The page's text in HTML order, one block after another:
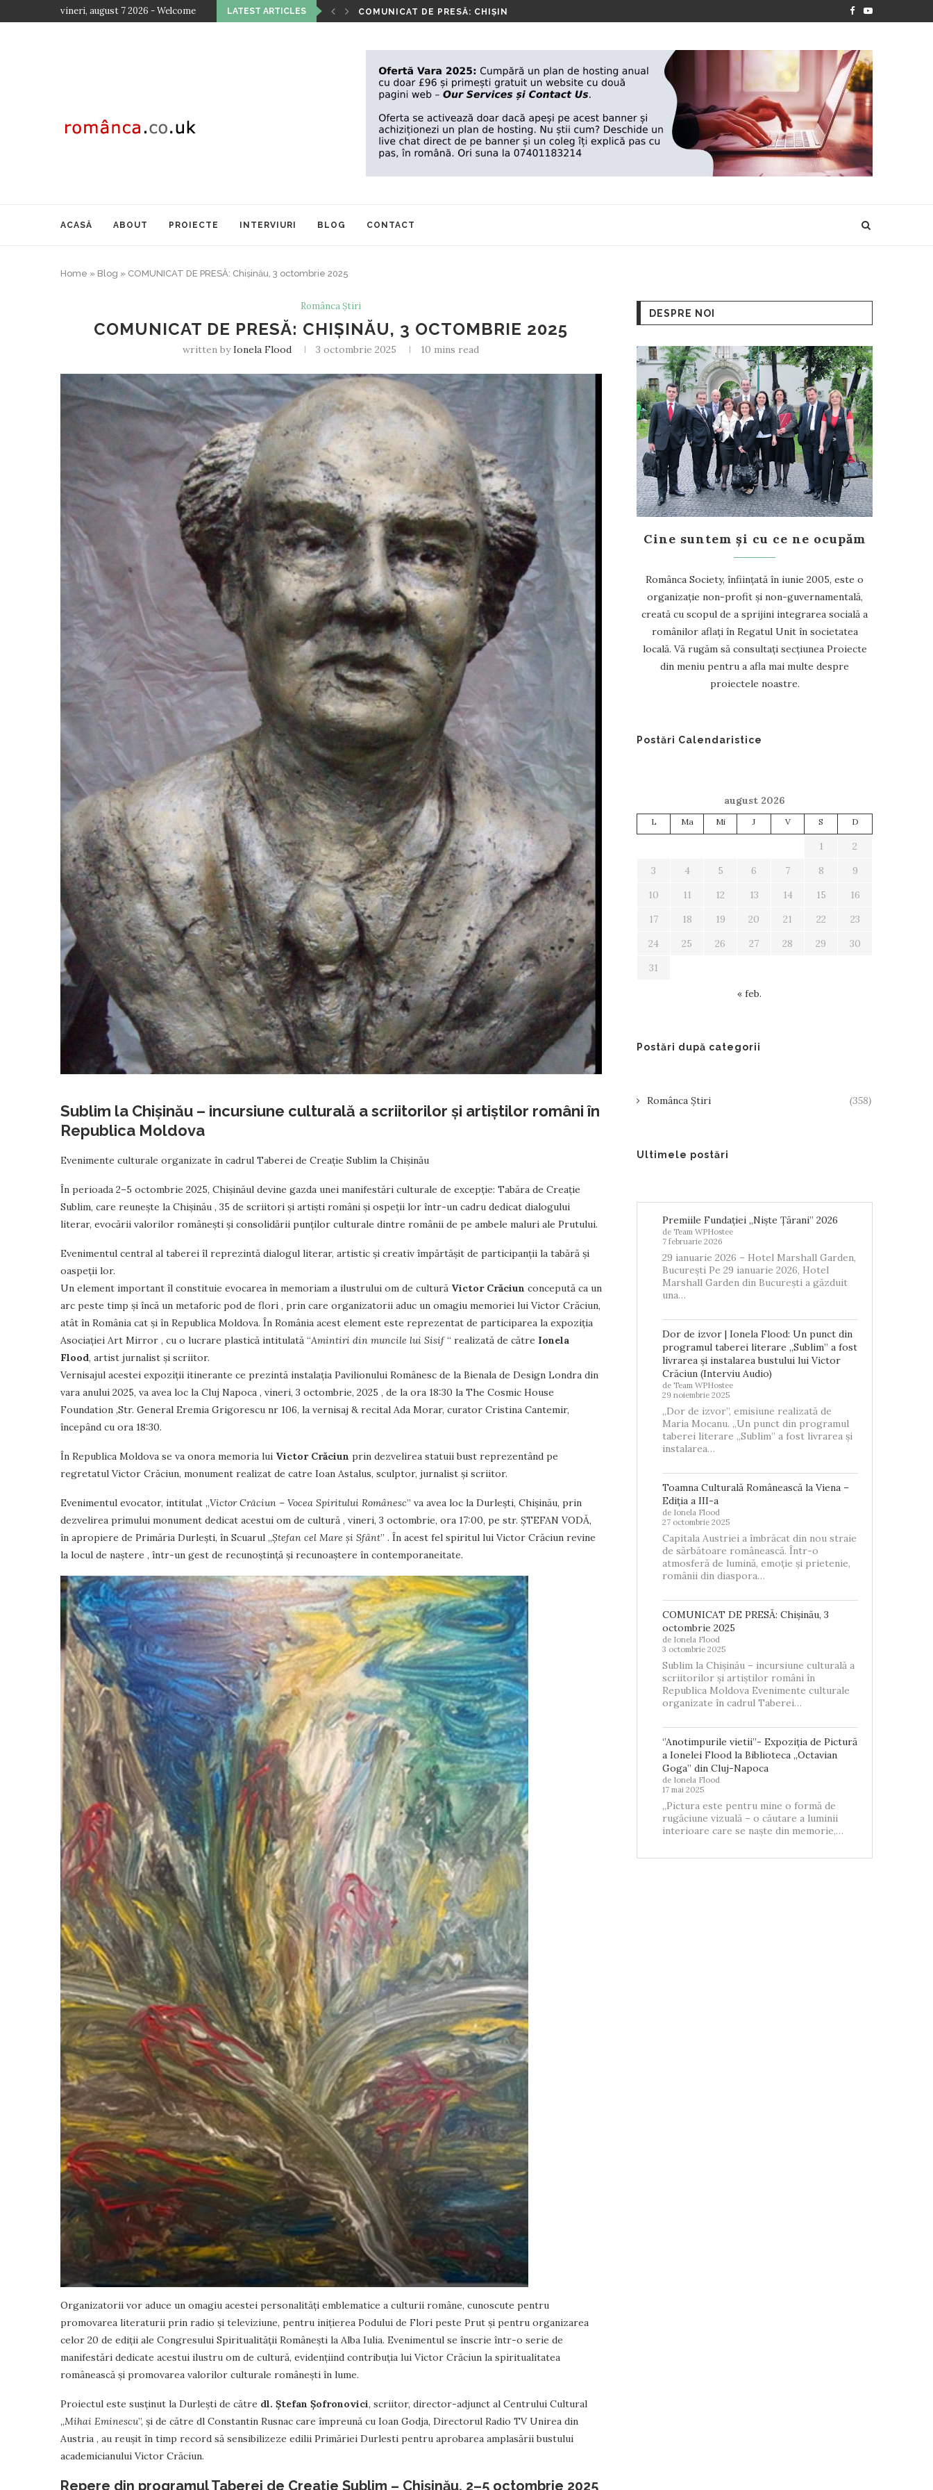
vineri, august 7 2026 - Welcome LATEST ARTICLES ‘’ANOTIMPURILE VIETII’’- EXPOZIȚIA DE PICTURĂ A IONELEI FLOOD...PREMIILE FUNDAȚIEI „NIȘTE ȚĂRANI” 2026
ACASĂ ABOUT PROIECTE INTERVIURI BLOG CONTACT
Home » Blog » COMUNICAT DE PRESĂ: Chișinău, 3 octombrie 2025
Românca Știri
COMUNICAT DE PRESĂ: CHIȘINĂU, 3 OCTOMBRIE 2025
written byIonela Flood 3 octombrie 2025 10 mins read
Sublim la Chișinău – incursiune culturală a scriitorilor și artiștilor români în
Republica Moldova
Evenimente culturale organizate în cadrul Taberei de Creație Sublim la Chișinău
În perioada 2–5 octombrie 2025, Chișinăul devine gazda unei manifestări culturale de excepție: Tabăra de Creație
Sublim, care reunește la Chișinău , 35 de scriitori și artiști români și ospeții lor într-un cadru dedicat dialogului
literar, evocării valorilor românești și consolidării punților culturale dintre românii de pe ambele maluri ale Prutului.
Evenimentul central al taberei îl reprezintă dialogul literar, artistic și creativ împărtășit de participanții la tabără și
oaspeții lor.
Un element important îl constituie evocarea în memoriam a ilustrului om de cultură Victor Crăciun concepută ca un
arc peste timp și încă un metaforic pod de flori , prin care organizatorii aduc un omagiu memoriei lui Victor Crăciun,
atât în România cat și în Republica Moldova. În România acest element este reprezentat de participarea la expoziția
Asociației Art Mirror , cu o lucrare plastică intitulată “Amintiri din muncile lui Sisif“ realizată de către Ionela
Flood, artist jurnalist și scriitor.
Vernisajul acestei expoziții itinerante ce prezintă instalația Pavilionului Românesc de la Bienala de Design Londra din
vara anului 2025, va avea loc la Cluj Napoca , vineri, 3 octombrie, 2025 , de la ora 18:30 la The Cosmic House
Foundation ,Str. General Eremia Grigorescu nr 106, la vernisaj & recital Ada Morar, curator Cristina Cantemir,
începând cu ora 18:30.
În Republica Moldova se va onora memoria lui Victor Crăciun prin dezvelirea statuii bust reprezentând pe
regretatul Victor Crăciun, monument realizat de catre Ioan Astalus, sculptor, jurnalist și scriitor.
Evenimentul evocator, intitulat „Victor Crăciun – Vocea Spiritului Românesc” va avea loc la Durlești, Chișinău, prin
dezvelirea primului monument dedicat acestui om de cultură , vineri, 3 octombrie, ora 17:00, pe str. ȘTEFAN VODĂ,
în apropiere de Primăria Durlești, în Scuarul „Ștefan cel Mare și Sfânt” . În acest fel spiritul lui Victor Crăciun revine
la locul de naștere , într-un gest de recunoștință și recunoaștere în contemporaneitate.
Organizatorii vor aduce un omagiu acestei personalități emblematice a culturii române, cunoscute pentru
promovarea literaturii prin radio și televiziune, pentru inițierea Podului de Flori peste Prut și pentru organizarea
celor 20 de ediții ale Congresului Spiritualității Românești la Alba Iulia. Evenimentul se înscrie într-o serie de
manifestări dedicate acestui ilustru om de cultură, evidențiind contribuția lui Victor Crăciun la spiritualitatea
românească și promovarea valorilor culturale românești în lume.
Proiectul este susținut la Durlești de către dl. Ștefan Șofronovici, scriitor, director-adjunct al Centrului Cultural
„Mihai Eminescu”, și de către dl Constantin Rusnac care împreună cu Ioan Godja, Directorul Radio TV Unirea din
Austria , au reușit în timp record să sensibilizeze edilii Primăriei Durlesti pentru aprobarea amplasării bustului
academicianului Victor Crăciun.
Repere din programul Taberei de Creație Sublim – Chișinău, 2–5 octombrie 2025
DESPRE NOI
Cine suntem și cu ce ne ocupăm
Românca Society, înființată în iunie 2005, este o
organizație non-profit și non-guvernamentală,
creată cu scopul de a sprijini integrarea socială a
românilor aflați în Regatul Unit în societatea
locală. Vă rugăm să consultați secțiunea Proiecte
din meniu pentru a afla mai multe despre
proiectele noastre.
Postări Calendaristice
august 2026
L Ma Mi J V S D
1
2
3
4 5 6 7 8
9
10
11 12 13 14 15
16
17
18 19 20 21 22
23
24
25 26 27 28 29
30
31
« feb.
Postări după categorii
Românca Știri (358)
Ultimele postări
Premiile Fundației „Niște Țărani” 2026
de Team WPHostee
7 februarie 2026
29 ianuarie 2026 – Hotel Marshall Garden,
București Pe 29 ianuarie 2026, Hotel
Marshall Garden din București a găzduit
una…
Dor de izvor | Ionela Flood: Un punct din
programul taberei literare „Sublim” a fost
livrarea și instalarea bustului lui Victor
Crăciun (Interviu Audio)
de Team WPHostee
29 noiembrie 2025
„Dor de izvor”, emisiune realizată de
Maria Mocanu. „Un punct din programul
taberei literare „Sublim” a fost livrarea și
instalarea…
Toamna Culturală Românească la Viena –
Ediția a III-a
de Ionela Flood
27 octombrie 2025
Capitala Austriei a îmbrăcat din nou straie
de sărbătoare românească. Într-o
atmosferă de lumină, emoție și prietenie,
românii din diaspora…
COMUNICAT DE PRESĂ: Chișinău, 3
octombrie 2025
de Ionela Flood
3 octombrie 2025
Sublim la Chișinău – incursiune culturală a
scriitorilor și artiștilor români în
Republica Moldova Evenimente culturale
organizate în cadrul Taberei…
‘’Anotimpurile vietii’’- Expoziția de Pictură
a Ionelei Flood la Biblioteca „Octavian
Goga” din Cluj-Napoca
de Ionela Flood
17 mai 2025
„Pictura este pentru mine o formă de
rugăciune vizuală – o căutare a luminii
interioare care se naște din memorie,…